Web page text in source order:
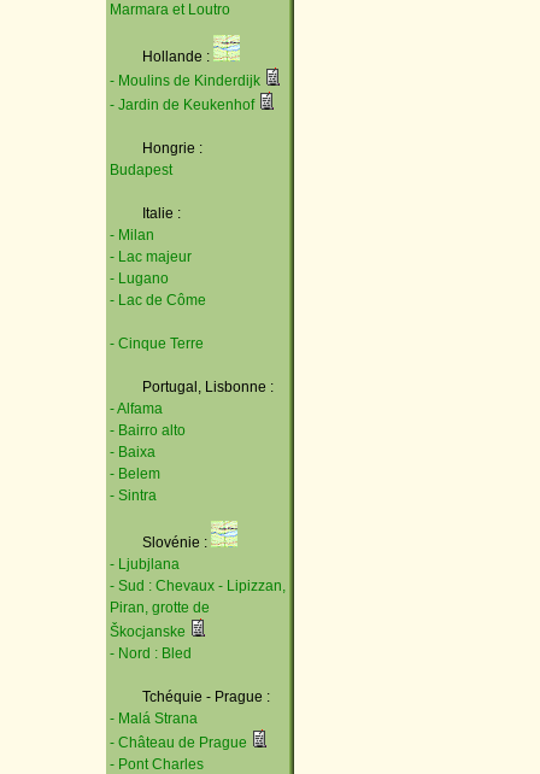
Marmara et Loutro
Hollande :
- Moulins de Kinderdijk
- Jardin de Keukenhof
Hongrie :
Budapest
Italie :
- Milan
- Lac majeur
- Lugano
- Lac de Côme
- Cinque Terre
Portugal, Lisbonne :
- Alfama
- Bairro alto
- Baixa
- Belem
- Sintra
Slovénie :
- Ljubjlana
- Sud : Chevaux - Lipizzan,
Piran, grotte de
Škocjanske
- Nord : Bled
Tchéquie - Prague :
- Malá Strana
- Château de Prague
- Pont Charles